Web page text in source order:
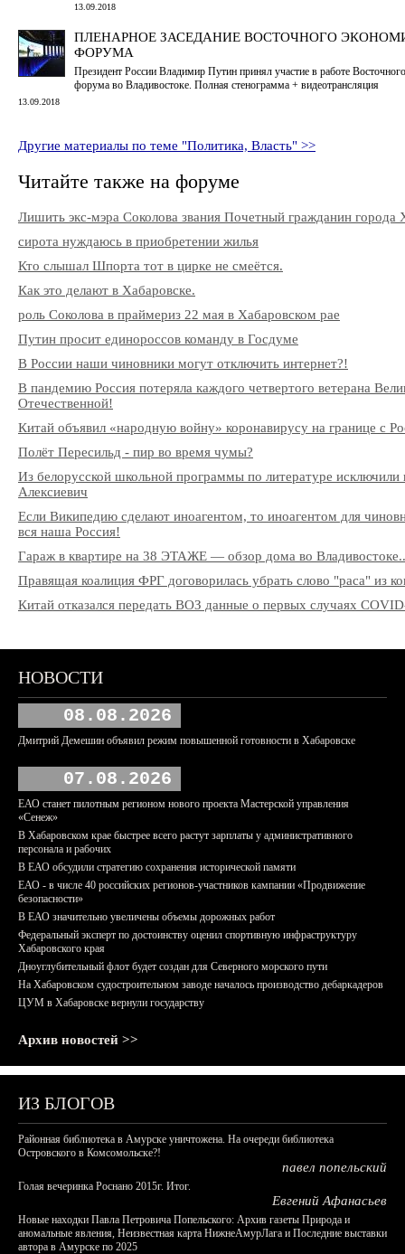
13.09.2018
ПЛЕНАРНОЕ ЗАСЕДАНИЕ ВОСТОЧНОГО
ФОРУМА
Президент России Владимир Путин принял участие в работе
форума во Владивостоке. Полная стенограмма + видеотрансляция
13.09.2018
Другие материалы по теме "Политика, Власть" >>
Читайте также на форуме
Лишить экс-мэра Соколова звания Почетный гражданин города
сирота нуждаюсь в приобретении жилья
Кто слышал Шпорта тот в цирке не смеётся.
Как это делают в Хабаровске.
роль Соколова в праймериз 22 мая в Хабаровском рае
Путин просит единороссов команду в Госдуме
В России наши чиновники могут отключить интернет?!
В пандемию Россия потеряла каждого четвертого ветерана
Отечественной!
Китай объявил «народную войну» коронавирусу на границе с
Полёт Пересильд - пир во время чумы?
Из белорусской школьной программы по литературе исключили
Алексиевич
Если Википедию сделают иноагентом, то иноагентом для
вся наша Россия!
Гараж в квартире на 38 ЭТАЖЕ — обзор дома во
Правящая коалиция ФРГ договорилась убрать слово "раса" из
Китай отказался передать ВОЗ данные о первых случаях
НОВОСТИ
08.08.2026
Дмитрий Демешин объявил режим повышенной готовности в Хабаровске
07.08.2026
ЕАО станет пилотным регионом нового проекта Мастерской управления
«Сенеж»
В Хабаровском крае быстрее всего растут зарплаты у административного
персонала и рабочих
В ЕАО обсудили стратегию сохранения исторической памяти
ЕАО - в числе 40 российских регионов-участников кампании «Продвижение
безопасности»
В ЕАО значительно увеличены объемы дорожных работ
Федеральный эксперт по достоинству оценил спортивную инфраструктуру
Хабаровского края
Дноуглубительный флот будет создан для Северного морского пути
На Хабаровском судостроительном заводе началось производство дебаркадеров
ЦУМ в Хабаровске вернули государству
Архив новостей >>
ИЗ БЛОГОВ
Районная библиотека в Амурске уничтожена. На очереди библиотека
Островского в Комсомольске?!
павел попельский
Голая вечеринка Роснано 2015г. Итог.
Евгений Афанасьев
Новые находки Павла Петровича Попельского: Архив газеты Природа и
аномальные явления, Неизвестная карта НижнеАмурЛага и Последние выставки
автора в Амурске по 2025